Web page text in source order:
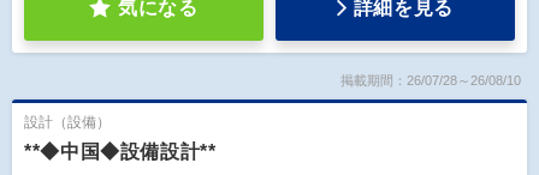
気になる 詳細を見る
掲載期間：26/07/28～26/08/10
設計（設備）
**◆中国◆設備設計**